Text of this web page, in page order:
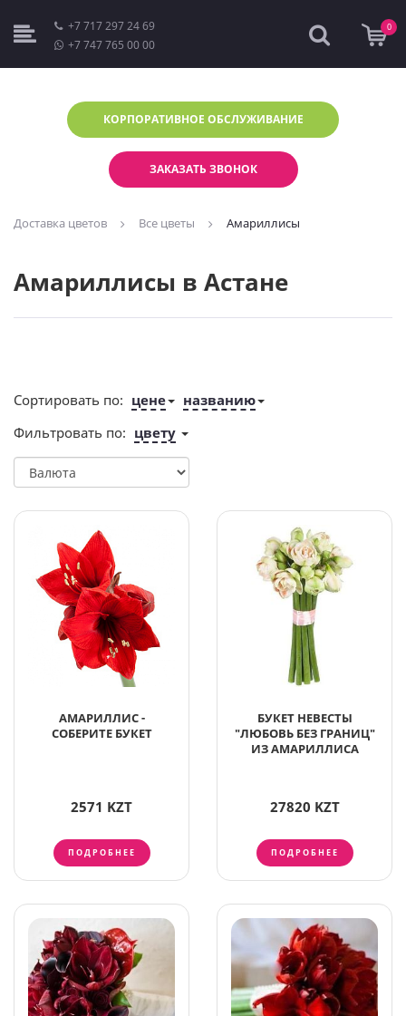
+7 717 297 24 69
+7 747 765 00 00
0
КОРПОРАТИВНОЕ ОБСЛУЖИВАНИЕ
ЗАКАЗАТЬ ЗВОНОК
Доставка цветов Все цветы Амариллисы
Амариллисы в Астане
Сортировать по: цене
названию
Фильтровать по: цвету
АМАРИЛЛИС -
СОБЕРИТЕ БУКЕТ
2571 KZT
ПОДРОБНЕЕ
БУКЕТ НЕВЕСТЫ
"ЛЮБОВЬ БЕЗ ГРАНИЦ"
ИЗ АМАРИЛЛИСА
27820 KZT
ПОДРОБНЕЕ